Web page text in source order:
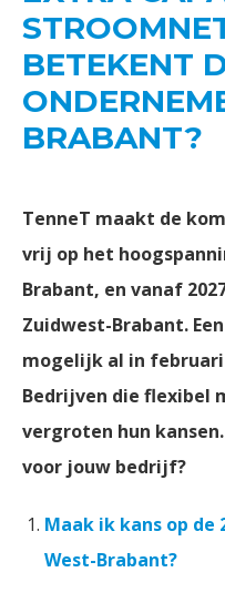
BETEKENT
BRABANT?
TenneT maakt de
vrij op het
Brabant, en vanaf
Zuidwest-Brabant.
mogelijk al in
Bedrijven die flexibel
vergroten hun
voor jouw bedrijf?
Maak ik kans op de
West-Brabant?